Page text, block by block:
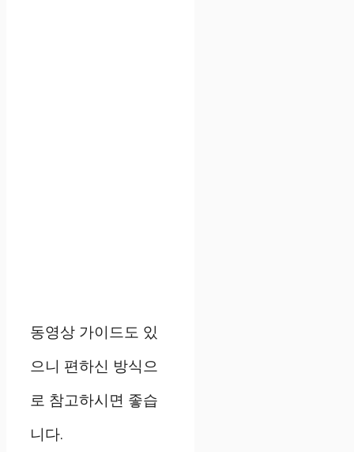
동영상 가이드도 있
으니 편하신 방식으
로 참고하시면 좋습
니다.